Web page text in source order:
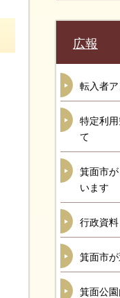
広報
転入者
特定利
て
箕面市
います
行政資
箕面市
箕面公